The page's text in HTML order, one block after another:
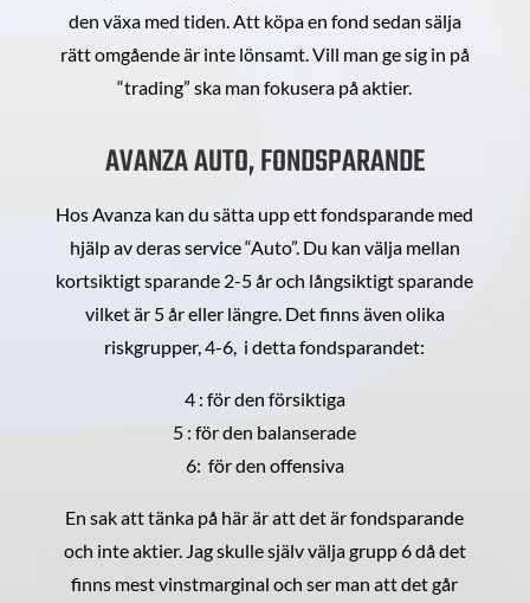
den växa med tiden. Att köpa en fond sedan sälja
rätt omgående är inte lönsamt. Vill man ge sig in på
“trading” ska man fokusera på aktier.
AVANZA AUTO, FONDSPARANDE
Hos Avanza kan du sätta upp ett fondsparande med
hjälp av deras service “Auto”. Du kan välja mellan
kortsiktigt sparande 2-5 år och långsiktigt sparande
vilket är 5 år eller längre. Det finns även olika
riskgrupper, 4-6, i detta fondsparandet:
4 : för den försiktiga
5 : för den balanserade
6: för den offensiva
En sak att tänka på här är att det är fondsparande
och inte aktier. Jag skulle själv välja grupp 6 då det
finns mest vinstmarginal och ser man att det går